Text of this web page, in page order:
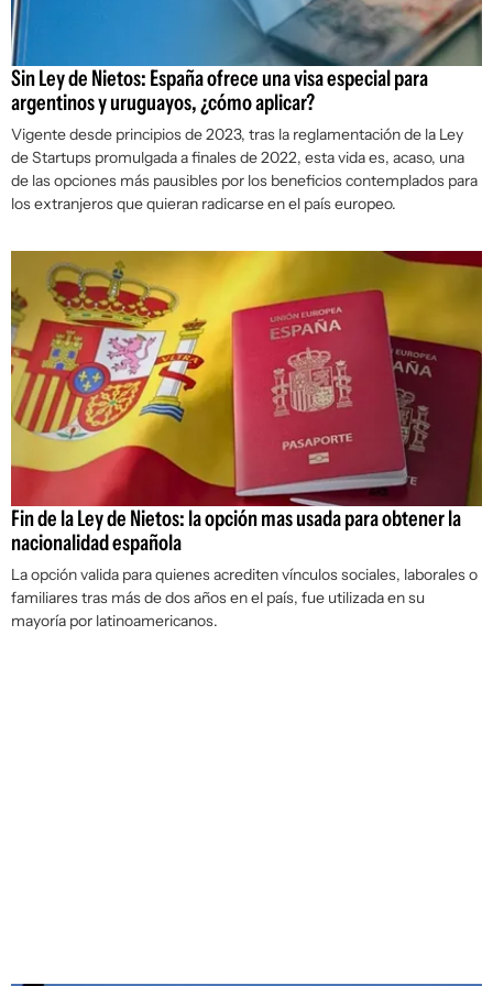
Sin Ley de Nietos: España ofrece una visa especial para
argentinos y uruguayos, ¿cómo aplicar?
Vigente desde principios de 2023, tras la reglamentación de la Ley
de Startups promulgada a finales de 2022, esta vida es, acaso, una
de las opciones más pausibles por los beneficios contemplados para
los extranjeros que quieran radicarse en el país europeo.
Fin de la Ley de Nietos: la opción mas usada para obtener la
nacionalidad española
La opción valida para quienes acrediten vínculos sociales, laborales o
familiares tras más de dos años en el país, fue utilizada en su
mayoría por latinoamericanos.